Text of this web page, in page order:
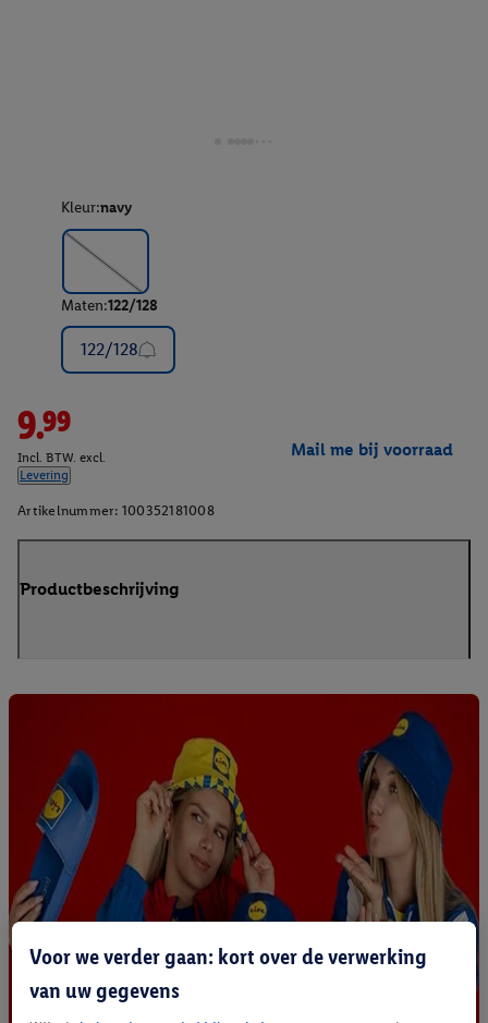
Kleur:navy
Maten:122/128
122/128
9.99
Incl. BTW. excl.
Levering
Mail me bij voorraad
Artikelnummer: 100352181008
Productbeschrijving
Voor we verder gaan: kort over de verwerking
van uw gegevens